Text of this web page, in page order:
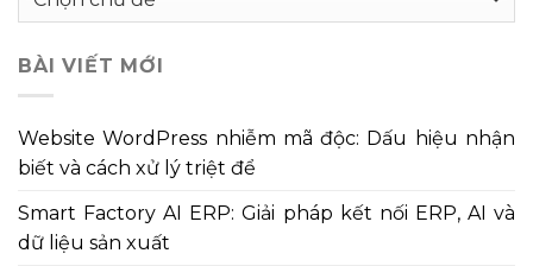
viết
BÀI VIẾT MỚI
Website WordPress nhiễm mã độc: Dấu hiệu nhận
biết và cách xử lý triệt để
Smart Factory AI ERP: Giải pháp kết nối ERP, AI và
dữ liệu sản xuất